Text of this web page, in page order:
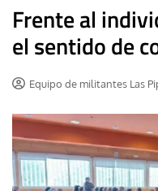
Frente al
el sentido de
Equipo de militantes Las